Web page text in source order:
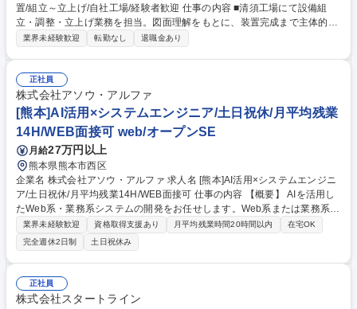
置/組立～立上げ/自社工場/経験者歓迎 仕事の内容 ■清須工場にて設備組
立・調整・立上げ業務を担当。図面理解をもとに、装置完成まで主体的に
対応いただきます。 【具体例】 ■FA装置・専用機の組立、芯出し、精度調
活かし、設備完成まで一貫して関われる環境。現場の中核として活躍した
い方歓迎★ 募集職種 設備組立【清須/中堅】受託開発/FA装置/組立～立上
げ/自社工場/経験者歓迎
業界未経験歓迎 転勤なし 退職金あり
正社員
株式会社アソウ・アルファ
[熊本]AI活用×システムエンジニア/土日祝休/月平均残業
14H/WEB面接可 web/オープンSE
月給27万円以上
熊本県熊本市西区
企業名 株式会社アソウ・アルファ 求人名 [熊本]AI活用×システムエンジニ
ア/土日祝休/月平均残業14H/WEB面接可 仕事の内容 【概要】 AIを活用し
たWeb系・業務系システムの開発をお任せします。Web系または業務系の
開発経験を活かして、最先端の技術に挑戦できます。 【案件例】 ・ロボ
ットの見守りシステム（Java） ・製造業向け採算管理システム（Java、
React） ・自社内向け採用管理システム 等 ※自社拠点での勤務想定、ス
キルによってはお客様先案件も検討 ※業務内容の将来的な変更範囲：当社
業務全般 募集職種 [熊本]AI活用×システムエンジニア/土日祝休/月平均残業
14H/WEB面接可
業界未経験歓迎 資格取得支援あり 月平均残業時間20時間以内
在宅OK
完全週休2日制
土日祝休み
正社員
株式会社スタートライン